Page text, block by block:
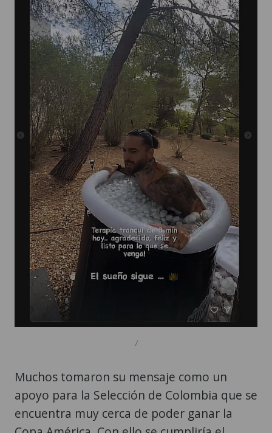
/
Muchos tomaron su mensaje como un
apoyo para la Selección de Colombia que se
encuentra muy cerca de poder ganar la